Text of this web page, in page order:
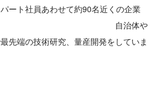
ート社員あわせて約90名近くの企業
　　　　　　　　　　　　　自治体や
先端の技術研究、量産開発をしていま